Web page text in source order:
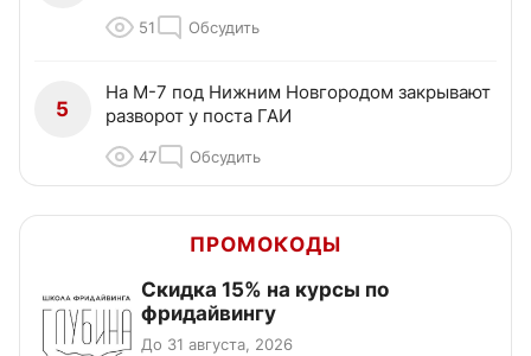
51 Обсудить
5
На М-7 под Нижним Новгородом закрывают
разворот у поста ГАИ
47 Обсудить
ПРОМОКОДЫ
Скидка 15% на курсы по
фридайвингу
До 31 августа, 2026